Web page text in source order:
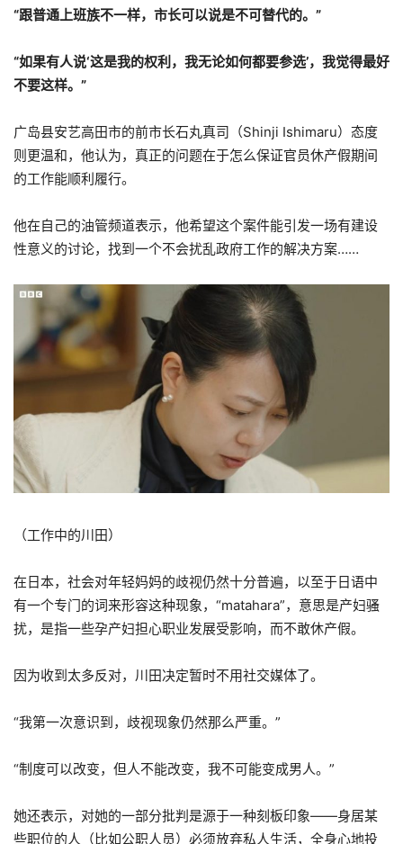
“跟普通上班族不一样，市长可以说是不可替代的。”
“如果有人说‘这是我的权利，我无论如何都要参选’，我觉得最好
不要这样。”
广岛县安艺高田市的前市长石丸真司（Shinji Ishimaru）态度
则更温和，他认为，真正的问题在于怎么保证官员休产假期间
的工作能顺利履行。
他在自己的油管频道表示，他希望这个案件能引发一场有建设
性意义的讨论，找到一个不会扰乱政府工作的解决方案……
（工作中的川田）
在日本，社会对年轻妈妈的歧视仍然十分普遍，以至于日语中
有一个专门的词来形容这种现象，“matahara”，意思是产妇骚
扰，是指一些孕产妇担心职业发展受影响，而不敢休产假。
因为收到太多反对，川田决定暂时不用社交媒体了。
“我第一次意识到，歧视现象仍然那么严重。”
“制度可以改变，但人不能改变，我不可能变成男人。”
她还表示，对她的一部分批判是源于一种刻板印象——身居某
些职位的人（比如公职人员）必须放弃私人生活，全身心地投